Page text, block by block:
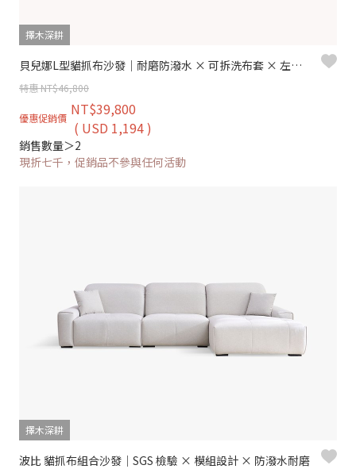
擇木深耕
貝兒娜L型貓抓布沙發｜耐磨防潑水 × 可拆洗布套 × 左右移動腳椅 – 擇木深耕
特惠 NT$46,800
優惠促銷價 NT$39,800
( USD 1,194 )
銷售數量＞2
現折七千，促銷品不參與任何活動
擇木深耕
波比 貓抓布組合沙發｜SGS 檢驗 × 模組設計 × 防潑水耐磨